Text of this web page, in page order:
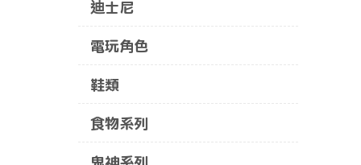
迪士尼
電玩角色
鞋類
食物系列